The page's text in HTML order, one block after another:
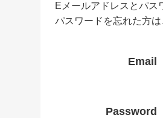
Eメールアドレスとパス
パスワードを忘れた方
Email
Password